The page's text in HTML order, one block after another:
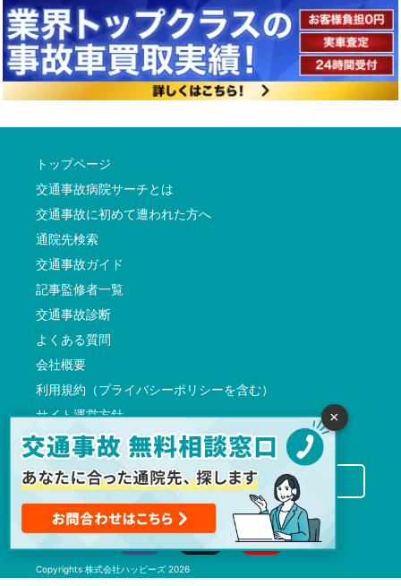
トップページ
交通事故病院サーチとは
交通事故に初めて遭われた方へ
通院先検索
交通事故ガイド
記事監修者一覧
交通事故診断
よくある質問
会社概要
利用規約（プライバシーポリシーを含む）
サイト運営方針
反社会的勢力に対する基本方針
交通事故病院サーチに掲載希望の先生方へ
Copyrights 株式会社ハッピーズ 2026
×